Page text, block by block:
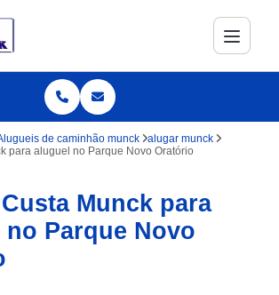
de caminhão munck
alugar munck
para aluguel no Parque Novo Oratório
Munck para
Parque Novo